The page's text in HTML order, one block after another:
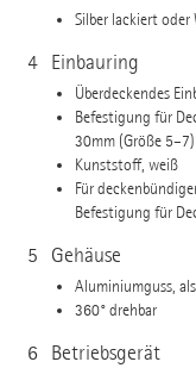
Silber lackiert oder
4 Einbauring
Überdeckendes
Befestigung für
30mm (Größe 5–7)
Kunststoff, weiß
Für
Befestigung für
5 Gehäuse
Aluminiumguss,
360° drehbar
6 Betriebsgerät